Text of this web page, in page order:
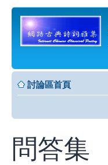
討論區首頁
問答集